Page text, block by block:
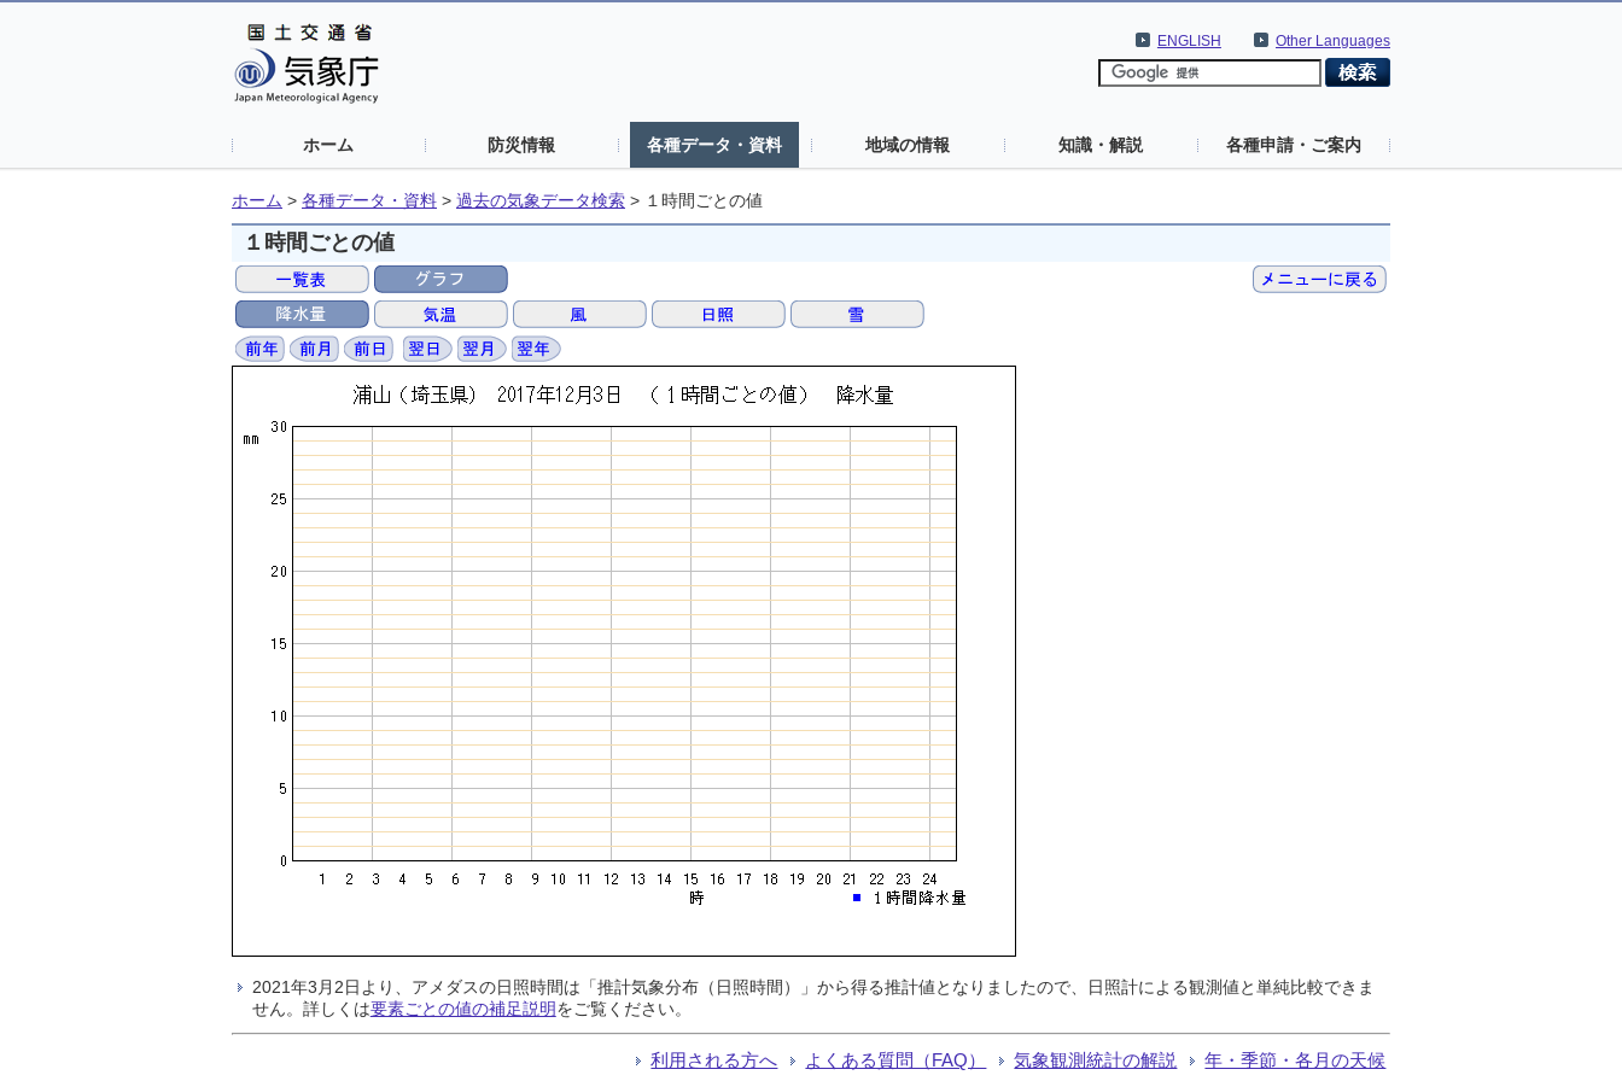
Other Languages
ENGLISH
ホーム 防災情報 各種データ・資料 地域の情報 知識・解説 各種申請・ご案内
ホーム > 各種データ・資料 > 過去の気象データ検索 > １時間ごとの値
１時間ごとの値
2021年3月2日より、アメダスの日照時間は「推計気象分布（日照時間）」から得る推計値となりましたので、日照計による観測値と単純比較できま
せん。詳しくは要素ごとの値の補足説明をご覧ください。
利用される方へ よくある質問（FAQ） 気象観測統計の解説 年・季節・各月の天候